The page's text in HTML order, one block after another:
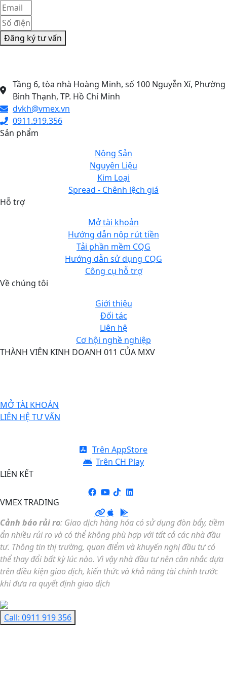
Đăng ký tư vấn
Tầng 6, tòa nhà Hoàng Minh, số 100 Nguyễn Xí, Phường
Bình Thạnh, TP. Hồ Chí Minh
dvkh@vmex.vn
0911.919.356
Sản phẩm
Nông Sản
Nguyên Liệu
Kim Loại
Spread - Chênh lệch giá
Hỗ trợ
Mở tài khoản
Hướng dẫn nộp rút tiền
Tải phần mềm CQG
Hướng dẫn sử dụng CQG
Công cụ hỗ trợ
Về chúng tôi
Giới thiệu
Đối tác
Liên hệ
Cơ hội nghề nghiệp
THÀNH VIÊN KINH DOANH 011 CỦA MXV
MỞ TÀI KHOẢN
LIÊN HỆ TƯ VẤN
Trên AppStore
Trên CH Play
LIÊN KẾT
VMEX TRADING
Cảnh báo rủi ro: Giao dịch hàng hóa có sử dụng đòn bẩy, tiềm
ẩn nhiều rủi ro và có thể không phù hợp với tất cả các nhà đầu
tư. Thông tin thị trường, quan điểm và khuyến nghị đầu tư có
thể thay đổi bất kỳ lúc nào. Vì vậy nhà đầu tư nên cân nhắc dựa
trên điều kiện giao dịch, kiến thức và khả năng tài chính trước
khi đưa ra quyết định giao dịch
Call: 0911 919 356